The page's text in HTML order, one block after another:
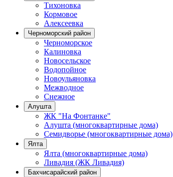
Тихоновка
Кормовое
Алексеевка
Черноморский район
Черноморское
Калиновка
Новосельское
Водопойное
Новоульяновка
Межводное
Снежное
Алушта
ЖК "На Фонтанке"
Алушта (многоквартирные дома)
Семидворье (многоквартирные дома)
Ялта
Ялта (многоквартирные дома)
Ливадия (ЖК Ливадия)
Бахчисарайский район